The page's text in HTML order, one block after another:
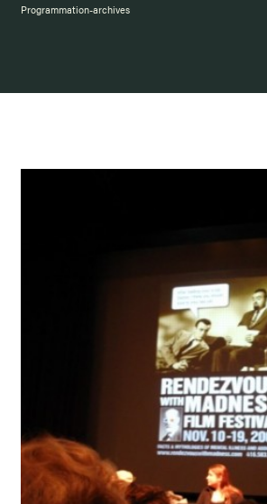
Programmation-archives